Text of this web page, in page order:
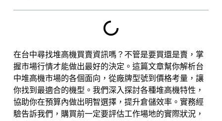
在台中尋找堆高機買賣資訊嗎？不管是要買還是賣，掌
握市場行情才能做出最好的決定。這篇文章幫你解析台
中堆高機市場的各個面向，從廠牌型號到價格考量，讓
你找到最適合的機型。我們深入探討各種堆高機特性，
協助你在預算內做出明智選擇，提升倉儲效率。實務經
驗告訴我們，購買前一定要評估工作場地的實際狀況，